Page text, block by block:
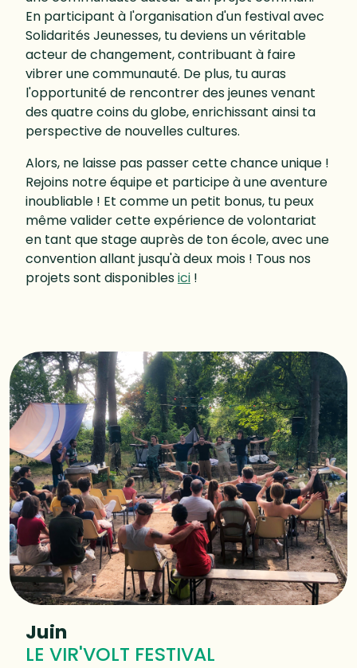
En participant à l'organisation d'un festival avec
Solidarités Jeunesses, tu deviens un véritable
acteur de changement, contribuant à faire
vibrer une communauté. De plus, tu auras
l'opportunité de rencontrer des jeunes venant
des quatre coins du globe, enrichissant ainsi ta
perspective de nouvelles cultures.
Alors, ne laisse pas passer cette chance unique !
Rejoins notre équipe et participe à une aventure
inoubliable ! Et comme un petit bonus, tu peux
même valider cette expérience de volontariat
en tant que stage auprès de ton école, avec une
convention allant jusqu'à deux mois ! Tous nos
projets sont disponiblesici !
Juin
LE VIR'VOLT FESTIVAL